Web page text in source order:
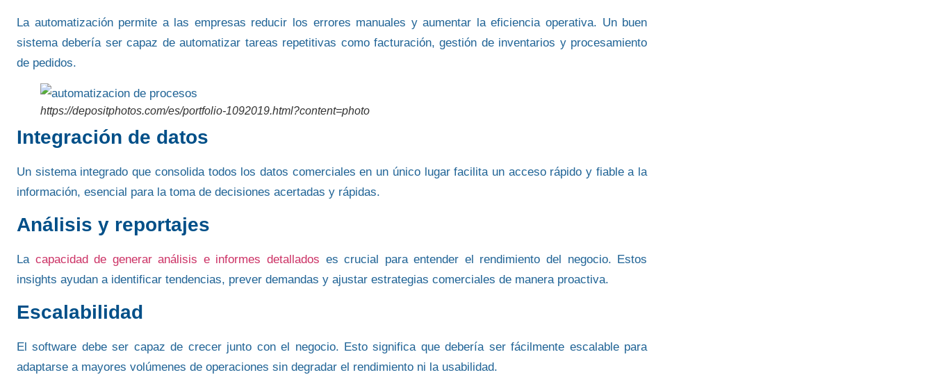
La automatización permite alas empresas reducir los errores manuales yaumentar la eficiencia operativa. Un buen
sistema debería ser capaz de automatizar tareas repetitivas como facturación, gestión de inventarios y procesamiento
de pedidos.
https://depositphotos.com/es/portfolio-1092019.html?content=photo
Integración de datos
Un sistema integrado que consolida todos los datos comerciales en un único lugar facilita un acceso rápido y fiable a la
información, esencial para la toma de decisiones acertadas y rápidas.
Análisis y reportajes
Lacapacidad de generar análisis e informes detallados es crucial para entender el rendimiento del negocio. Estos
insights ayudan a identificar tendencias, prever demandas y ajustar estrategias comerciales de manera proactiva.
Escalabilidad
El software debe ser capaz de crecer junto con el negocio. Esto significa que debería ser fácilmente escalable para
adaptarse a mayores volúmenes de operaciones sin degradar el rendimiento ni la usabilidad.